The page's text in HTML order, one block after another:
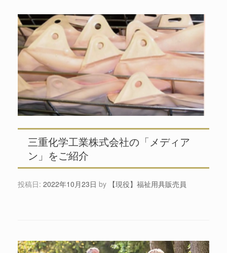
三重化学工業株式会社の「メディア
ン」をご紹介
投稿日: 2022年10月23日 by 【現役】福祉用具販売員